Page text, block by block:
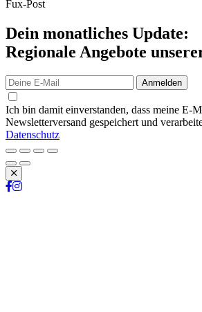
Fux-Post
Dein monatliches Update:
Regionale Angebote
Anmelden
Ich bin damit einverstanden, dass meine E-
Newsletterversand gespeichert und
Datenschutz
Schließen